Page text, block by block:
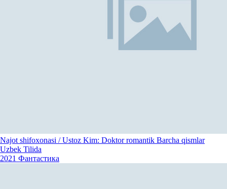
Najot shifoxonasi / Ustoz Kim: Doktor romantik Barcha qismlar
Uzbek Tilida
2021 Фантастика